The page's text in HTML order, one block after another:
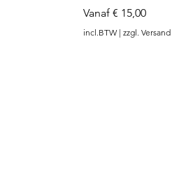
Vanaf € 15,00
Verkoopprijs
incl.BTW | zzgl. Versand